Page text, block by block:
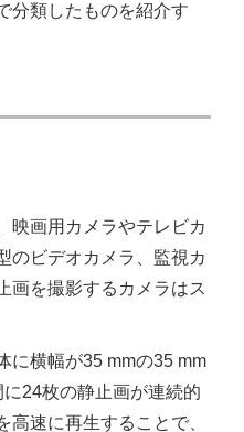
分類したものを紹介す
映画用カメラやテレビカ
のビデオカメラ、監視カ
画を撮影するカメラはス
に横幅が35 mmの35 mm
24枚の静止画が連続的
高速に再生することで、